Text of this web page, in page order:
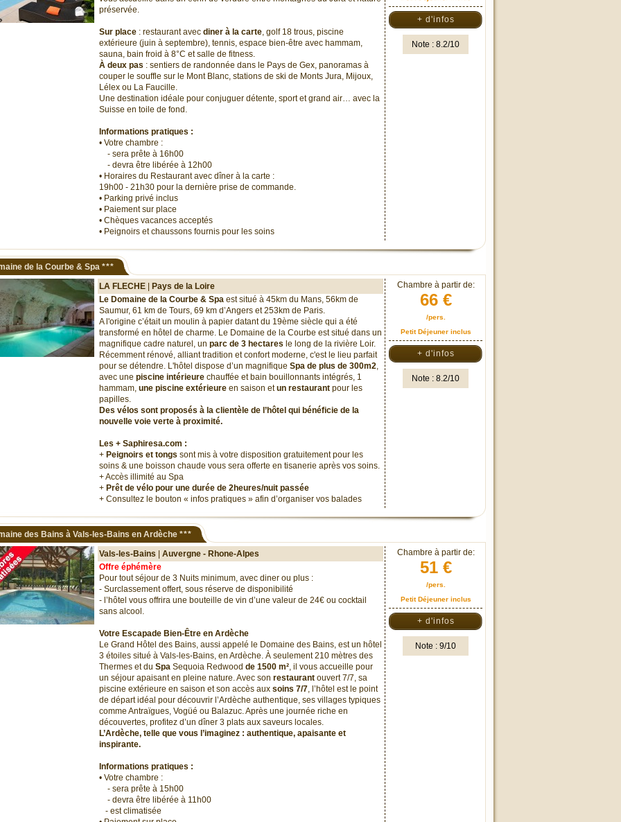
préservée.
Sur place : restaurant avec diner à la carte, golf 18 trous, piscine
extérieure (juin à septembre), tennis, espace bien-être avec hammam,
sauna, bain froid à 8°C et salle de fitness.
À deux pas : sentiers de randonnée dans le Pays de Gex, panoramas à
couper le souffle sur le Mont Blanc, stations de ski de Monts Jura, Mijoux,
Lélex ou La Faucille.
Une destination idéale pour conjuguer détente, sport et grand air… avec la
Suisse en toile de fond.
Informations pratiques :
• Votre chambre :
- sera prête à 16h00
- devra être libérée à 12h00
• Horaires du Restaurant avec dîner à la carte :
19h00 - 21h30 pour la dernière prise de commande.
• Parking privé inclus
• Paiement sur place
• Chèques vacances acceptés
• Peignoirs et chaussons fournis pour les soins
+ d'infos
Note : 8.2/10
de la Courbe & Spa ***
LA FLECHE
Pays de la Loire
Le Domaine de la Courbe & Spa est situé à 45km du Mans, 56km de
Saumur, 61 km de Tours, 69 km d’Angers et 253km de Paris.
A l'origine c’était un moulin à papier datant du 19ème siècle qui a été
transformé en hôtel de charme. Le Domaine de la Courbe est situé dans un
magnifique cadre naturel, un parc de 3 hectares le long de la rivière Loir.
Récemment rénové, alliant tradition et confort moderne, c'est le lieu parfait
pour se détendre. L'hôtel dispose d’un magnifique Spa de plus de 300m2,
avec une piscine intérieure chauffée et bain bouillonnants intégrés, 1
hammam, une piscine extérieure en saison etun restaurant pour les
papilles.
Des vélos sont proposés à la clientèle de l’hôtel qui bénéficie de la
nouvelle voie verte à proximité.
Les + Saphiresa.com :
+ Peignoirs et tongs sont mis à votre disposition gratuitement pour les
soins & une boisson chaude vous sera offerte en tisanerie après vos soins.
+ Accès illimité au Spa
+ Prêt de vélo pour une durée de 2heures/nuit passée
+ Consultez le bouton « infos pratiques » afin d’organiser vos balades
Chambre à partir de:
66 €
/pers.
Petit Déjeuner inclus
+ d'infos
Note : 8.2/10
des Bains à Vals-les-Bains en Ardèche ***
Vals-les-Bains
Auvergne - Rhone-Alpes
Offre éphémère
Pour tout séjour de 3 Nuits minimum, avec diner ou plus :
- Surclassement offert, sous réserve de disponibilité
- l’hôtel vous offrira une bouteille de vin d’une valeur de 24€ ou cocktail
sans alcool.
Votre Escapade Bien-Être en Ardèche
Le Grand Hôtel des Bains, aussi appelé le Domaine des Bains, est un hôtel
3 étoiles situé à Vals-les-Bains, en Ardèche. À seulement 210 mètres des
Thermes et du Spa Sequoia Redwood de 1500 m², il vous accueille pour
un séjour apaisant en pleine nature. Avec son restaurant ouvert 7/7, sa
piscine extérieure en saison et son accès aux soins 7/7, l’hôtel est le point
de départ idéal pour découvrir l’Ardèche authentique, ses villages typiques
comme Antraïgues, Vogüé ou Balazuc. Après une journée riche en
découvertes, profitez d’un dîner 3 plats aux saveurs locales.
L’Ardèche, telle que vous l’imaginez : authentique, apaisante et
inspirante.
Informations pratiques :
• Votre chambre :
- sera prête à 15h00
- devra être libérée à 11h00
- est climatisée
Chambre à partir de:
51 €
/pers.
Petit Déjeuner inclus
+ d'infos
Note : 9/10